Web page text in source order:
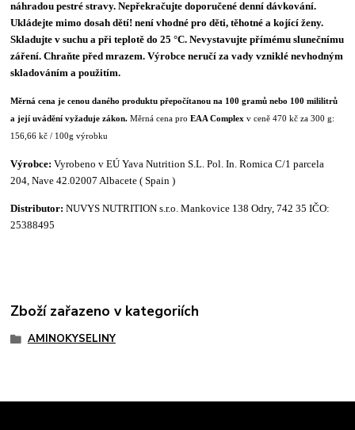
náhradou pestré stravy. Nepřekračujte doporučené denní dávkování.
Ukládejte mimo dosah dětí! není vhodné pro děti, těhotné a kojící ženy.
Skladujte v suchu a při teplotě do 25 °C. Nevystavujte přímému slunečnímu
záření. Chraňte před mrazem. Výrobce neručí za vady vzniklé nevhodným
skladováním a použitím.
Měrná cena je cenou daného produktu přepočítanou na 100 gramů nebo 100 mililitrů
a její uvádění vyžaduje zákon.Měrná cena proEAA Complex v ceně 470 kč za 300 g:
156,66 kč / 100g výrobku
Výrobce:Vyrobeno v EÚ Yava Nutrition S.L. Pol. In. Romica C/1 parcela
204, Nave 42.02007 Albacete ( Spain )
Distributor:NUVYS NUTRITION s.r.o. Mankovice 138 Odry, 742 35 IČO:
25388495
Zboží zařazeno v kategoriích
AMINOKYSELINY